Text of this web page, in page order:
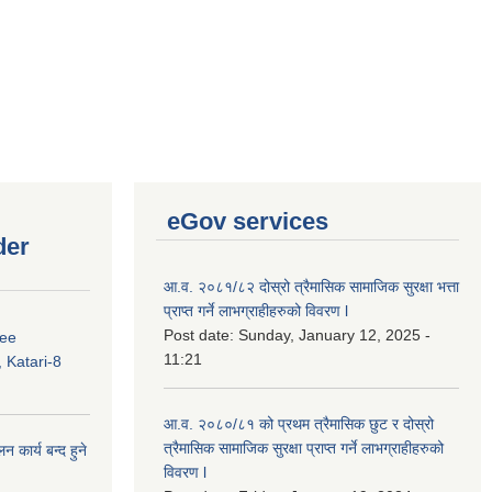
Katari-8
कार्य बन्द हुने
eGov services
आ.व. २०८१/८२ दोस्रो त्रैमासिक सामाजिक सुरक्षा भत्ता
प्राप्त गर्ने लाभग्राहीहरुको विवरण l
Post date: Sunday, January 12, 2025 -
11:21
आ.व. २०८०/८१ को प्रथम त्रैमासिक छुट र दोस्रो
त्रैमासिक सामाजिक सुरक्षा प्राप्त गर्ने लाभग्राहीहरुको
विवरण l